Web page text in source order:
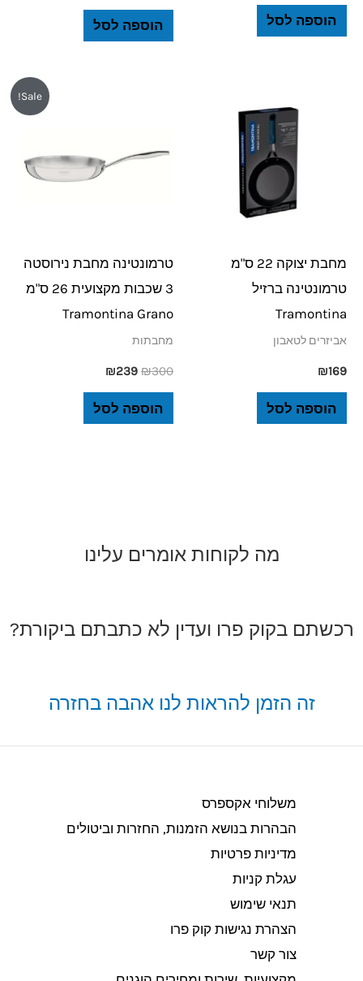
הוספה לסל הוספה לסל
מחבת יצוקה 22 ס"מ
טרמונטינה ברזיל
Tramontina
אביזרים לטאבון
₪169
הוספה לסל
Sale!
טרמונטינה מחבת נירוסטה
3 שכבות מקצועית 26 ס"מ
Tramontina Grano
מחבתות
₪300
₪239
הוספה לסל
מה לקוחות אומרים עלינו
רכשתם בקוק פרו ועדין לא כתבתם ביקורת?
זה הזמן להראות לנו אהבה בחזרה
משלוחי אקספרס
הבהרות בנושא הזמנות, החזרות וביטולים​
מדיניות פרטיות
עגלת קניות
תנאי שימוש
הצהרת נגישות קוק פרו
צור קשר